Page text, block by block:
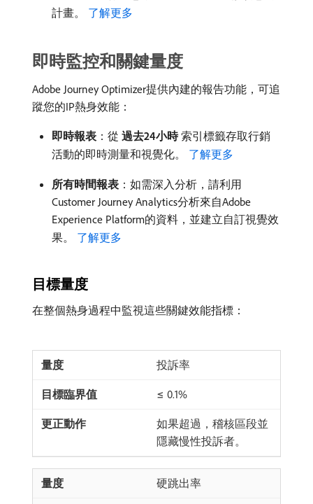
計畫。 了解更多
即時監控和關鍵量度
Adobe Journey Optimizer提供內建的報告功能，可追
蹤您的IP熱身效能：
即時報表 ：從​ 過去24小時​索引標籤存取行銷
活動的即時測量和視覺化。 了解更多
所有時間報表 ：如需深入分析，請利用
Customer Journey Analytics分析來自Adobe
Experience Platform的資料，並建立自訂視覺效
果。 了解更多
目標量度
在整個熱身過程中監視這些關鍵效能指標：
投訴率
≤ 0.1%
如果超過，稽核區段並
隱藏慢性投訴者。
硬跳出率